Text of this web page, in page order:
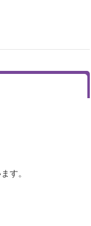
す。